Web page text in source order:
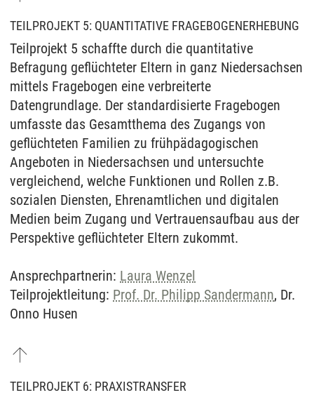
TEILPROJEKT 5: QUANTITATIVE FRAGEBOGENERHEBUNG
Teilprojekt 5 schaffte durch die quantitative
Befragung geflüchteter Eltern in ganz Niedersachsen
mittels Fragebogen eine verbreiterte
Datengrundlage. Der standardisierte Fragebogen
umfasste das Gesamtthema des Zugangs von
geflüchteten Familien zu frühpädagogischen
Angeboten in Niedersachsen und untersuchte
vergleichend, welche Funktionen und Rollen z.B.
sozialen Diensten, Ehrenamtlichen und digitalen
Medien beim Zugang und Vertrauensaufbau aus der
Perspektive geflüchteter Eltern zukommt.
Ansprechpartnerin: Laura Wenzel
Teilprojektleitung: Prof. Dr. Philipp Sandermann, Dr.
Onno Husen
TEILPROJEKT 6: PRAXISTRANSFER